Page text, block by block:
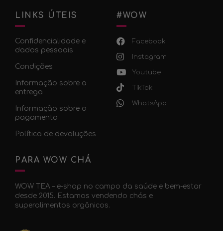
LINKS ÚTEIS
Confidencialidade e
dados pessoais
Condições
Informação sobre a
entrega
Informação sobre o
pagamento
Política de devoluções
#WOW
Facebook
Instagram
Youtube
TikTok
WhatsApp
PARA WOW CHÁ
WOW TEA – e-shop no campo da saúde e bem-estar
desde 2015. Estamos vendendo chás e
superalimentos orgânicos.